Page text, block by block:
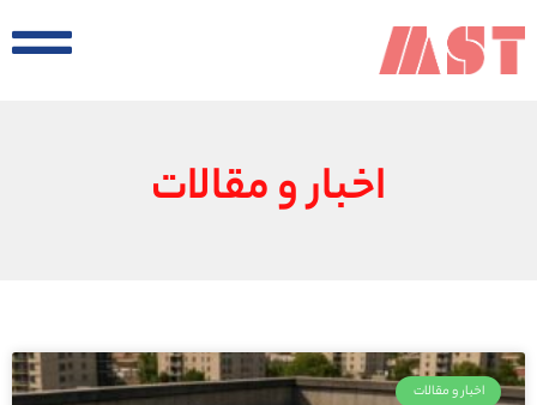
اخبار و مقالات
اخبار و مقالات